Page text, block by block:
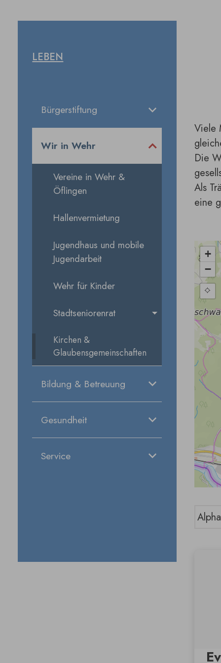
Viele
Die
Als
eine
LEBEN
Bürgerstiftung
Wir in Wehr
Vereine in Wehr &
Öflingen
Hallenvermietung
Jugendhaus und mobile
Jugendarbeit
Wehr für Kinder
Stadtseniorenrat
Kirchen &
Glaubensgemeinschaften
Bildung & Betreuung
Gesundheit
Service